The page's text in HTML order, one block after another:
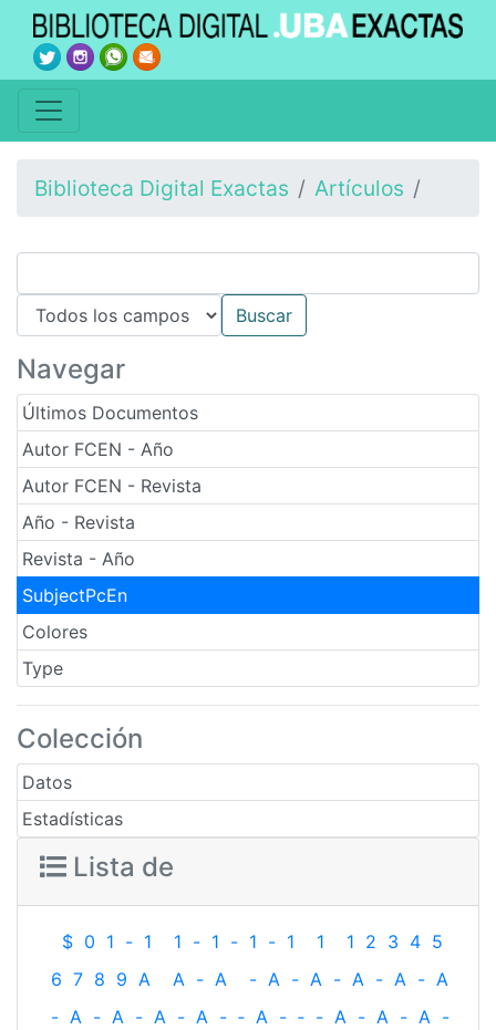
Biblioteca Digital Exactas Artículos
Navegar
Últimos Documentos
Autor FCEN - Año
Autor FCEN - Revista
Año - Revista
Revista - Año
SubjectPcEn
Colores
Type
Colección
Datos
Estadísticas
Lista de
$ 0 1 - 1 1 - 1 - 1 - 1 1 1 2 3 4 5
6 7 8 9 A A - A - A - A - A - A - A
- A - A - A - A - ‐ A - ‐ - A - A - A -